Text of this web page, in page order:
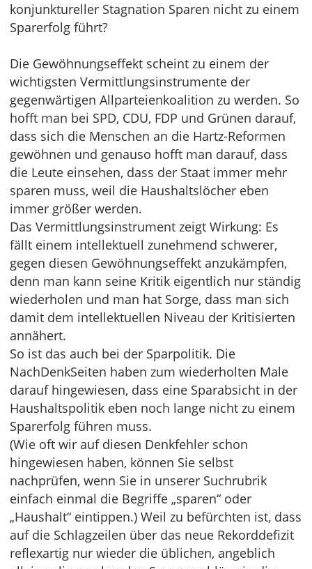
konjunktureller Stagnation Sparen nicht zu einem
Sparerfolg führt?
Die Gewöhnungseffekt scheint zu einem der
wichtigsten Vermittlungsinstrumente der
gegenwärtigen Allparteienkoalition zu werden. So
hofft man bei SPD, CDU, FDP und Grünen darauf,
dass sich die Menschen an die Hartz-Reformen
gewöhnen und genauso hofft man darauf, dass
die Leute einsehen, dass der Staat immer mehr
sparen muss, weil die Haushaltslöcher eben
immer größer werden.
Das Vermittlungsinstrument zeigt Wirkung: Es
fällt einem intellektuell zunehmend schwerer,
gegen diesen Gewöhnungseffekt anzukämpfen,
denn man kann seine Kritik eigentlich nur ständig
wiederholen und man hat Sorge, dass man sich
damit dem intellektuellen Niveau der Kritisierten
annähert.
So ist das auch bei der Sparpolitik. Die
NachDenkSeiten haben zum wiederholten Male
darauf hingewiesen, dass eine Sparabsicht in der
Haushaltspolitik eben noch lange nicht zu einem
Sparerfolg führen muss.
(Wie oft wir auf diesen Denkfehler schon
hingewiesen haben, können Sie selbst
nachprüfen, wenn Sie in unserer Suchrubrik
einfach einmal die Begriffe „sparen“ oder
„Haushalt“ eintippen.) Weil zu befürchten ist, dass
auf die Schlagzeilen über das neue Rekorddefizit
reflexartig nur wieder die üblichen, angeblich